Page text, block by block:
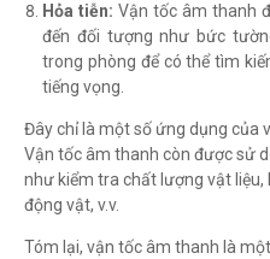
Hỏa tiễn: Vận tốc âm thanh
đến đối tượng như bức
trong phòng để có thể tìm
tiếng vọng.
Đây chỉ là một số ứng dụng của
Vận tốc âm thanh còn được sử
như kiểm tra chất lượng vật
động vật, v.v.
Tóm lại, vận tốc âm thanh là